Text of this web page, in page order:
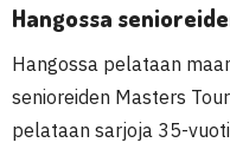
Hangossa
Hangossa pelataan
senioreiden Masters
pelataan sarjoja 35-